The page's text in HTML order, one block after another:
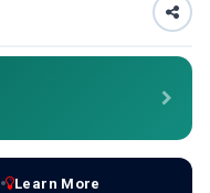
Learn More